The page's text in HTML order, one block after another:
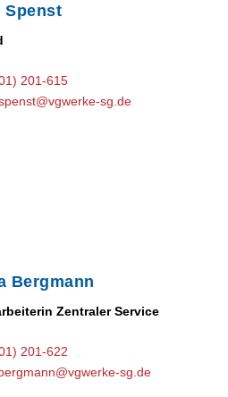
Spenst
201-615
sg.de
Bergmann
Zentraler Service
201-622
sg.de